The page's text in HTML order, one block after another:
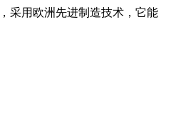
采用欧洲先进制造技术，它能